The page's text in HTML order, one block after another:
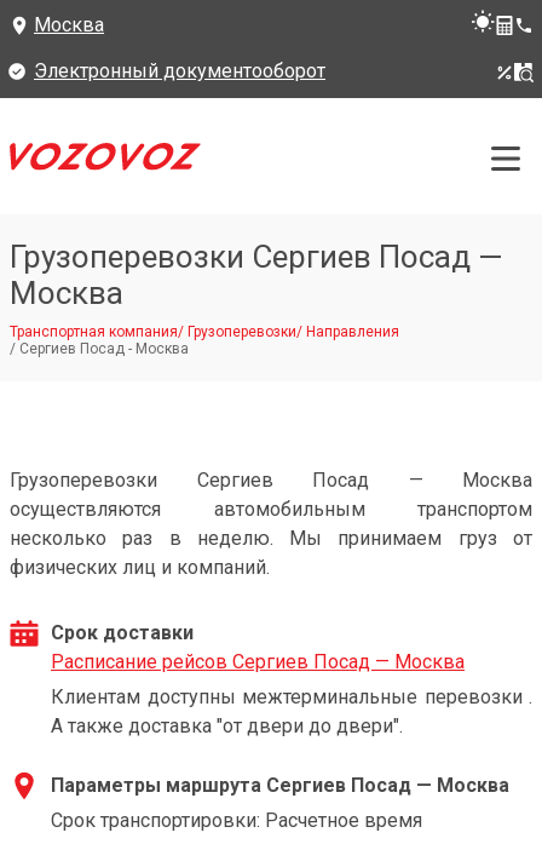
Москва
Электронный документооборот
Грузоперевозки Сергиев Посад —
Москва
Транспортная компания/ Грузоперевозки/ Направления
/ Сергиев Посад - Москва
Грузоперевозки Сергиев Посад — Москва
осуществляются автомобильным транспортом
несколько раз в неделю. Мы принимаем груз от
физических лиц и компаний.
Срок доставки
Расписание рейсов Сергиев Посад — Москва
Клиентам доступны межтерминальные перевозки .
А также доставка "от двери до двери".
Параметры маршрута Сергиев Посад — Москва
Срок транспортировки: Расчетное время